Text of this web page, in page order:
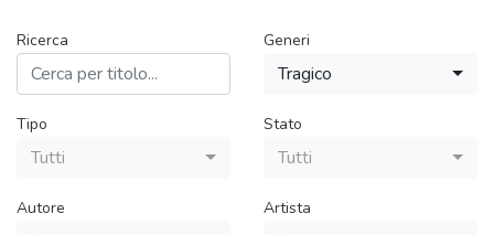
Ricerca Generi
Tragico
Tipo
Tutti
Stato
Tutti
Autore Artista